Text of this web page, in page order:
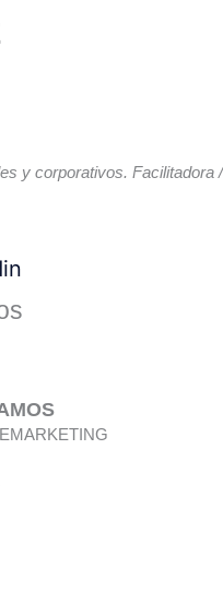
y corporativos. Facilitadora /